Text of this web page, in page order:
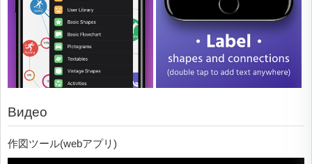
Видео
作図ツール(webアプリ)